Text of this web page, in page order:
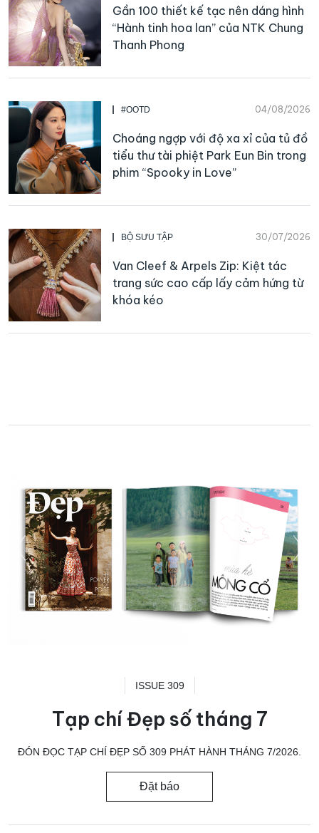
Gần 100 thiết kế tạc nên dáng hình
“Hành tinh hoa lan” của NTK Chung
Thanh Phong
#OOTD 04/08/2026
Choáng ngợp với độ xa xỉ của tủ đồ
tiểu thư tài phiệt Park Eun Bin trong
phim “Spooky in Love”
BỘ SƯU TẬP 30/07/2026
Van Cleef & Arpels Zip: Kiệt tác
trang sức cao cấp lấy cảm hứng từ
khóa kéo
ISSUE 309
Tạp chí Đẹp số tháng 7
ĐÓN ĐỌC TẠP CHÍ ĐẸP SỐ 309 PHÁT HÀNH THÁNG 7/2026.
Đặt báo